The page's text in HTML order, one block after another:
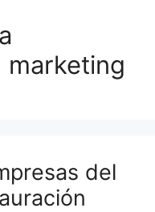
marketing
del